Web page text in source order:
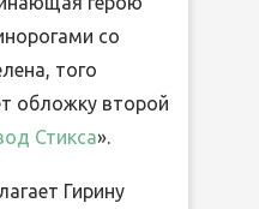
со
того
обложку второй
Стикса».
Гирину